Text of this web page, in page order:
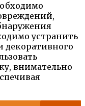
устранить
декоративного
внимательно